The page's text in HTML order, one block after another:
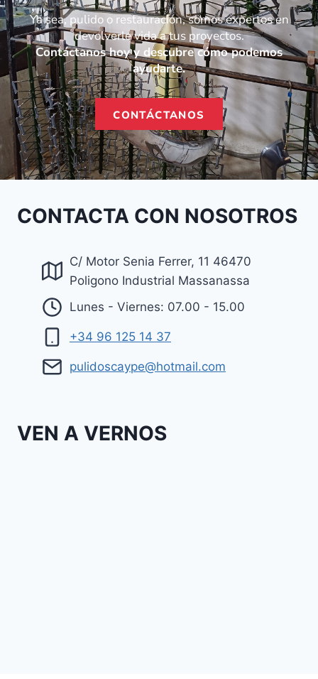
Ya sea, pulido o restauración, somos expertos en
devolverle vida a tus proyectos.
Contáctanos hoy y descubre cómo podemos
ayudarte.
CONTÁCTANOS
CONTACTA CON NOSOTROS
C/ Motor Senia Ferrer, 11 46470
Poligono Industrial Massanassa
Lunes - Viernes: 07.00 - 15.00
+34 96 125 14 37
pulidoscaype@hotmail.com
VEN A VERNOS